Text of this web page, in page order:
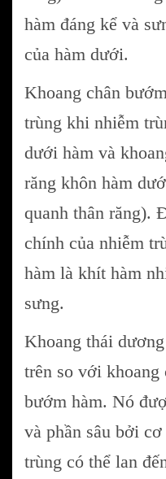
hàm đáng kể và
của hàm dưới.
Khoang chân
trùng khi nhiễm
dưới hàm và
răng khôn hàm
quanh thân răng).
chính của nhiễm
hàm là khít hàm
sưng.
Khoang thái
trên so với khoang
bướm hàm. Nó
và phần sâu bởi
trùng có thể lan